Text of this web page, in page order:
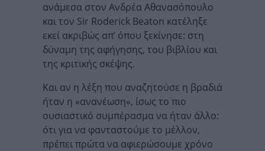
ανάμεσα στον Ανδρέα Αθανασόπουλο
και τον Sir Roderick Beaton κατέληξε
εκεί ακριβώς απ’ όπου ξεκίνησε: στη
δύναμη της αφήγησης, του βιβλίου και
της κριτικής σκέψης.
Και αν η λέξη που αναζητούσε η βραδιά
ήταν η «ανανέωση», ίσως το πιο
ουσιαστικό συμπέρασμα να ήταν άλλο:
ότι για να φανταστούμε το μέλλον,
πρέπει πρώτα να αφιερώσουμε χρόνο